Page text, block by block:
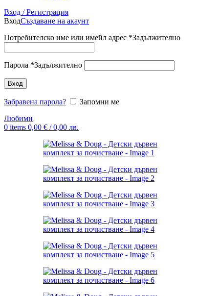
Вход / Регистрация
ВходСъздаване на акаунт
Потребителско име или имейл адрес *Задължително
Парола *Задължително
Вход
Забравена парола?
Запомни ме
Любими
0 items 0,00 € / 0,00 лв.